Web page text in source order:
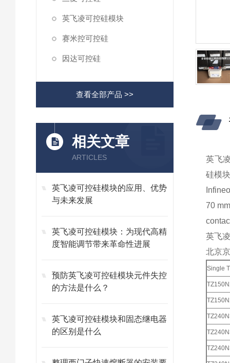
英飞凌可控硅模块
赛米控可控硅
因达可控硅
查看全部产品 >>
相关文章
ARTICLES
英飞凌可控硅模块的应用、优势
与未来发展
英飞凌可控硅模块：为现代高精
度智能调节带来革命性进展
预防英飞凌可控硅模块元件失控
的方法是什么？
英飞凌可控硅模块和固态继电器
的区别是什么
英飞
硅模
70
英飞
北京
Single